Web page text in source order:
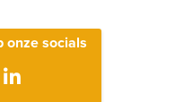
onze socials